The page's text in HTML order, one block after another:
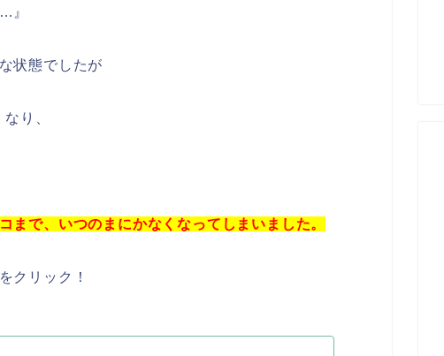
』
状態でしたが
り、
まで、いつのまにかなくなってしまいました。
クリック！